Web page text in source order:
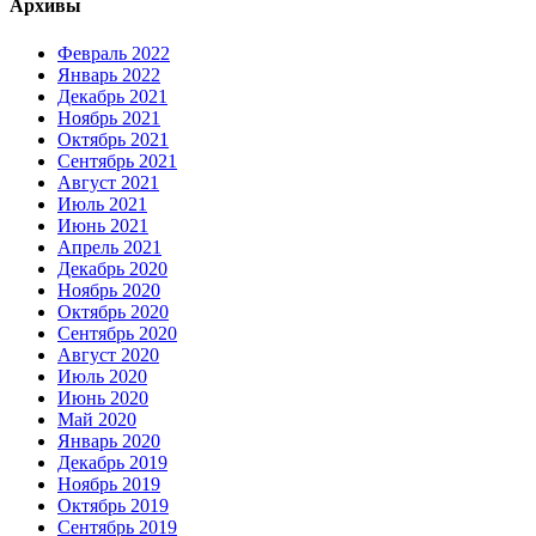
Архивы
Февраль 2022
Январь 2022
Декабрь 2021
Ноябрь 2021
Октябрь 2021
Сентябрь 2021
Август 2021
Июль 2021
Июнь 2021
Апрель 2021
Декабрь 2020
Ноябрь 2020
Октябрь 2020
Сентябрь 2020
Август 2020
Июль 2020
Июнь 2020
Май 2020
Январь 2020
Декабрь 2019
Ноябрь 2019
Октябрь 2019
Сентябрь 2019